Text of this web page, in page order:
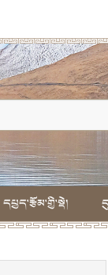
དཔྱད་རྩོམ་གྱི་སྡེ།